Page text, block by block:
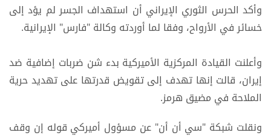
وأكد الحرس الثوري الإيراني أن استهداف الجسر لم يؤد إلى
خسائر في الأرواح، وفقا لما أوردته وكالة "فارس" الإيرانية.
وأعلنت القيادة المركزية الأميركية بدء شن ضربات إضافية ضد
إيران، قالت إنها تهدف إلى تقويض قدرتها على تهديد حرية
الملاحة في مضيق هرمز.
ونقلت شبكة "سي أن أن" عن مسؤول أميركي قوله إن وقف